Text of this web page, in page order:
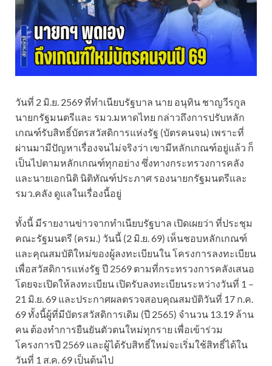
วันที่ 2 มิ.ย. 2569 ที่ทำเนียบรัฐบาล นาย อนุทิน ชาญวีรกูล
นายกรัฐมนตรีและ รมว.มหาดไทย กล่าวถึงการปรับหลัก
เกณฑ์รับสิทธิ์บัตรสวัสดิการแห่งรัฐ (บัตรคนจน) เพราะที่
ผ่านมามีปัญหาเรื่องจนไม่จริงว่า เขามีหลักเกณฑ์อยู่แล้ว ก็
เป็นไปตามหลักเกณฑ์ทุกอย่าง ซึ่งทางกระทรวงการคลัง
และนายเอกนิติ นิติทัณฑ์ประภาศ รองนายกรัฐมนตรีและ
รมว.คลัง ดูแลในเรื่องนี้อยู่
ทั้งนี้ มีรายงานข่าวจากทำเนียบรัฐบาล เปิดเผยว่า ที่ประชุม
คณะรัฐมนตรี (ครม.) วันนี้ (2 มิ.ย. 69) เห็นชอบหลักเกณฑ์
และคุณสมบัติใหม่ของผู้ลงทะเบียนใน โครงการลงทะเบียน
เพื่อสวัสดิการแห่งรัฐ ปี 2569 ตามที่กระทรวงการคลังเสนอ
โดยจะเปิดให้ลงทะเบียน เปิดรับลงทะเบียนระหว่างวันที่ 1 –
21 มิ.ย. 69 และประกาศผลตรวจสอบคุณสมบัติวันที่ 17 ก.ค.
69 ทั้งนี้ผู้ที่มีบัตรสวัสดิการเดิม (ปี 2565) จำนวน 13.19 ล้าน
คน ต้องทำการยืนยันตัวตนใหม่ทุกราย เพื่อเข้าร่วม
โครงการปี 2569 และผู้ได้รับสิทธิ์ใหม่จะเริ่มใช้สิทธิ์ได้ใน
วันที่ 1 ส.ค. 69 เป็นต้นไป